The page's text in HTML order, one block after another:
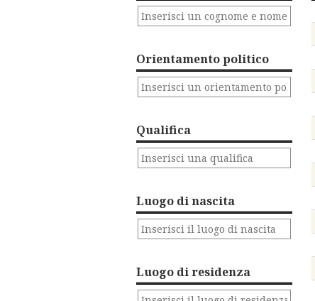
Orientamento politico
Qualifica
Luogo di nascita
Luogo di residenza